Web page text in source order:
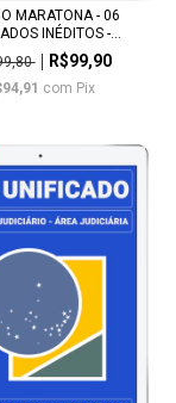
MARATONA - 06
INÉDITOS -...
R$99,90
com Pix